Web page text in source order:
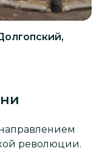
революции.